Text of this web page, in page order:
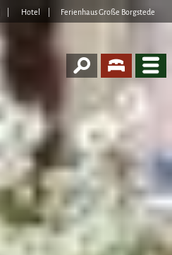
Hotel Ferienhaus Große Borgstede